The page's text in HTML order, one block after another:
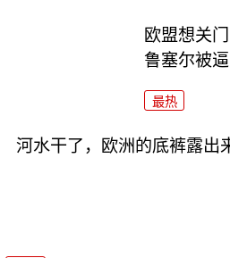
欧盟想关
鲁塞尔被
最热
河水干了，欧洲的底裤露出